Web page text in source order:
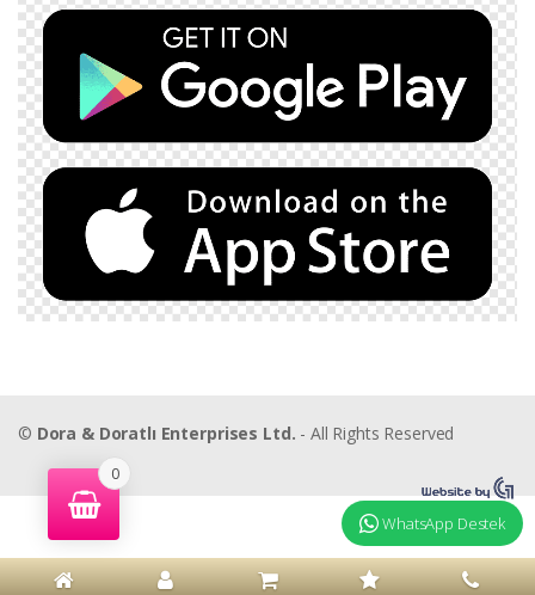
© Dora & Doratlı Enterprises Ltd. - All Rights Reserved
0
WhatsApp Destek